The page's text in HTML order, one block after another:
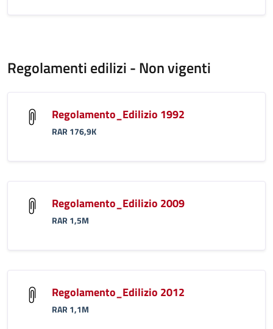
Regolamenti edilizi - Non vigenti
Regolamento_Edilizio 1992
RAR 176,9K
Regolamento_Edilizio 2009
RAR 1,5M
Regolamento_Edilizio 2012
RAR 1,1M